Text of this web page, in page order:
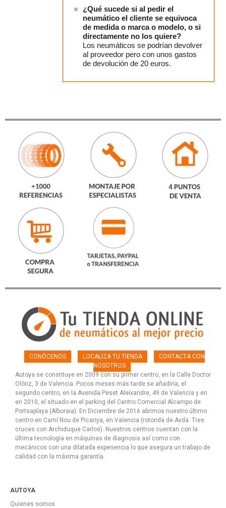
¿Qué sucede si al pedir el
neumático el cliente se equivoca
de medida o marca o modelo, o si
directamente no los quiere?
Los neumáticos se podrían devolver
al proveedor pero con unos gastos
de devolución de 20 euros.
CONÓCENOS LOCALIZA TU TIENDA
CONTACTA CON
NOSOTROS
Autoya se constituye en 2009 con su primer centro, en la Calle Doctor
Olóriz, 3 de Valencia. Pocos meses más tarde se añadiría, el
segundo centro, en la Avenida Peset Aleixandre, 49 de Valencia y en
en 2010, el situado en el parking del Centro Comercial Alcampo de
Portsaplaya (Alboraia). En Diciembre de 2016 abrimos nuestro último
centro en Camí Nou de Picanya, en Valencia (rotonda de Avda. Tres
cruces con Archiduque Carlos). Nuestros centros cuentan con la
última tecnología en máquinas de diagnosis así como con
mecánicos con una dilatada experiencia lo que asegura un trabajo de
calidad con la máxima garantía.
AUTOYA
Quienes somos